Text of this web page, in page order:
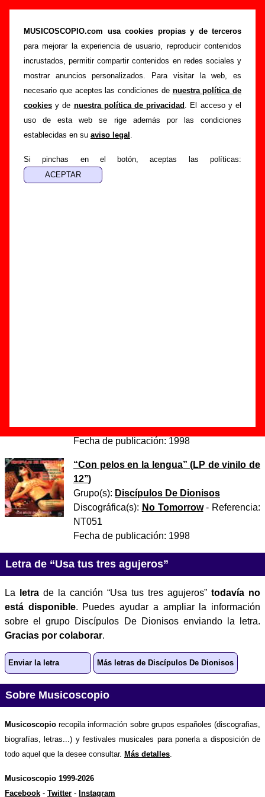
MUSICOSCOPIO.com usa cookies propias y de terceros
para mejorar la experiencia de usuario, reproducir contenidos
incrustados, permitir compartir contenidos en redes sociales y
mostrar anuncios personalizados. Para visitar la web, es
necesario que aceptes las condiciones de nuestra política de
cookies y de nuestra política de privacidad . El acceso y el
uso de esta web se rige además por las condiciones
establecidas en su aviso legal .
Si pinchas en el botón, aceptas las políticas:
“Usa tus tres agujeros”, canción de
Discípulos De Dionisos (Letra e información)
Portada >Discípulos De Dionisos >Canciones
Usa tus tres agujeros
Esta página pretende recopilar todo tipo de información
sobre lacanción "Usa tus tres agujeros " interpretada por
Discípulos De Dionisos. Además de su letra, también
aparecerá información sobre el autor o los autores, sobre los
discos en los que está incluido este tema, sobre la grabación
del mismo, sobre versiones a cargo de otros grupos... Si
encuentras errores o tienes información adicional, puedes
NT051 CD
Fecha de publicación: 1998
“Con pelos en la lengua” (LP de vinilo de
12’’)
Grupo(s): Discípulos De Dionisos
Discográfica(s): No Tomorrow- Referencia:
NT051
Fecha de publicación: 1998
Letra de “Usa tus tres agujeros”
La letra de la canción “Usa tus tres agujeros” todavía no
está disponible. Puedes ayudar a ampliar la información
sobre el grupo Discípulos De Dionisos enviando la letra.
Gracias por colaborar.
Enviar la letra Más letras de Discípulos De Dionisos
Sobre Musicoscopio
Musicoscopio recopila información sobre grupos españoles (discografias,
biografías, letras...) y festivales musicales para ponerla a disposición de
todo aquel que la desee consultar. Más detalles
Musicoscopio 1999-2026
Facebook - Twitter - Instagram